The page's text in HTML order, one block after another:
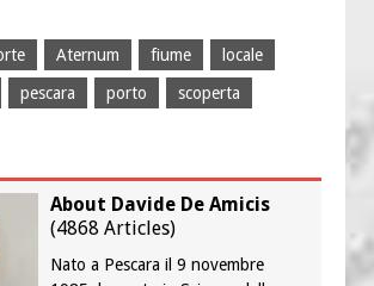
Aternum fiume
locale
pescara porto
scoperta
About Davide De Amicis
(4868 Articles)
Nato a Pescara il 9 novembre